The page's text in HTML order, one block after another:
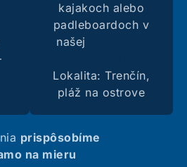
kajakoch alebo
padleboardoch v
našej
Lokalita: Trenčín,
pláž na ostrove
prispôsobíme
na mieru